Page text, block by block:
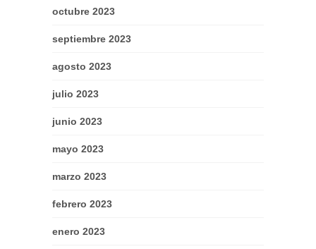
octubre 2023
septiembre 2023
agosto 2023
julio 2023
junio 2023
mayo 2023
marzo 2023
febrero 2023
enero 2023